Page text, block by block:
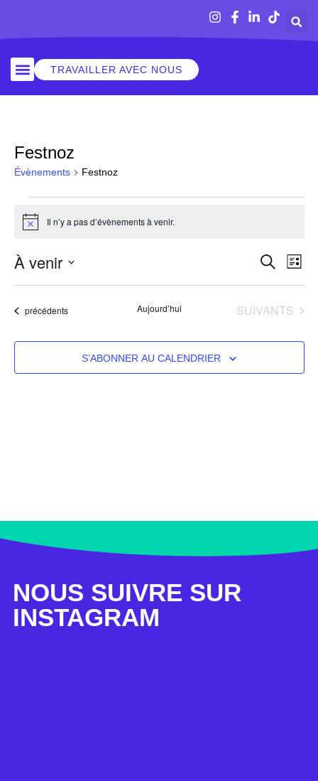
TRAVAILLER AVEC NOUS
Festnoz
Évènements Festnoz
Notice Il n’y a pas d’évènements à venir.
ET
DE
LISTE
À venir
une
Évènements
précédents Aujourd’hui ÉVÈNEMENTS
SUIVANTS
S’ABONNER AU CALENDRIER
NOUS SUIVRE SUR
INSTAGRAM